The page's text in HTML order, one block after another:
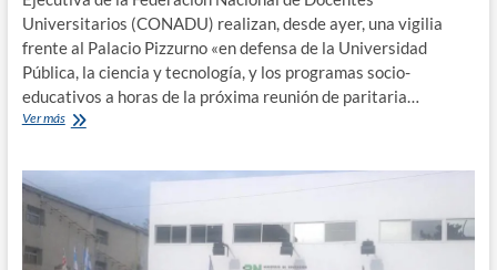
Universitarios (CONADU) realizan, desde ayer, una vigilia
frente al Palacio Pizzurno «en defensa de la Universidad
Pública, la ciencia y tecnología, y los programas socio-
educativos a horas de la próxima reunión de paritaria…
Ver másCarpa
los
docentes
universitarios
en